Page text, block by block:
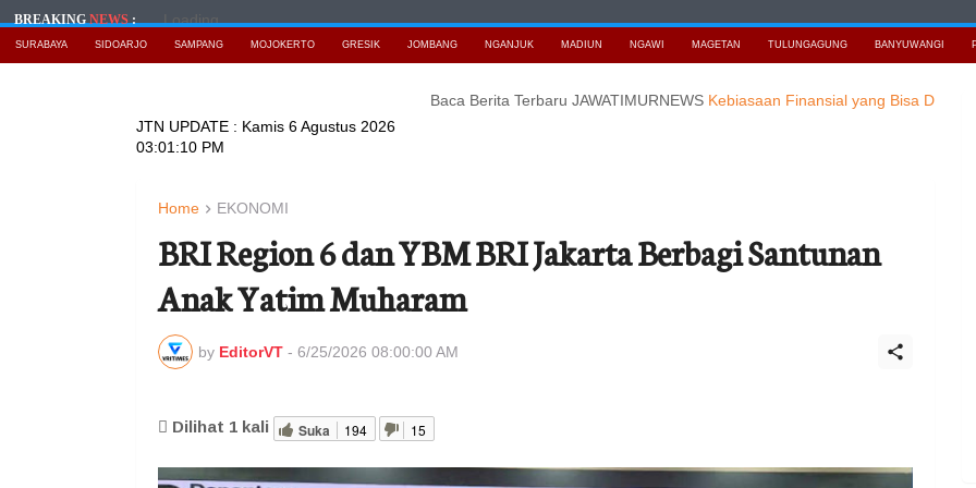
BREAKINGNEWS: Loading...
SURABAYA SIDOARJO SAMPANG MOJOKERTO GRESIK JOMBANG NGANJUK MADIUN NGAWI MAGETAN TULUNGAGUNG BANYUWANGI
Baca Berita Terbaru JAWATIMURNEWSKebiasaan Finansial yang Bisa Dimulai di Usia
JTN UPDATE : Kamis 6 Agustus 2026
03:01:12 PM
Home EKONOMI
BRI Region 6 dan YBM BRI Jakarta Berbagi Santunan
Anak Yatim Muharam
by EditorVT - 6/25/2026 08:00:00 AM
Dilihat 1 kali Suka 194 15